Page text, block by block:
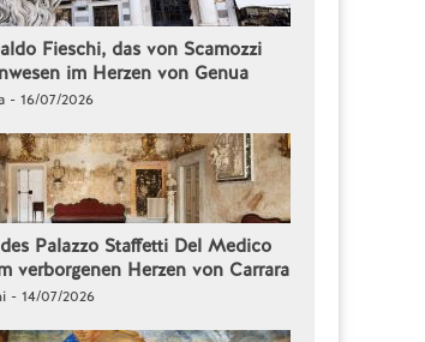
Fieschi, das von Scamozzi
im Herzen von Genua
- 16/07/2026
Palazzo Staffetti Del Medico
verborgenen Herzen von Carrara
- 14/07/2026